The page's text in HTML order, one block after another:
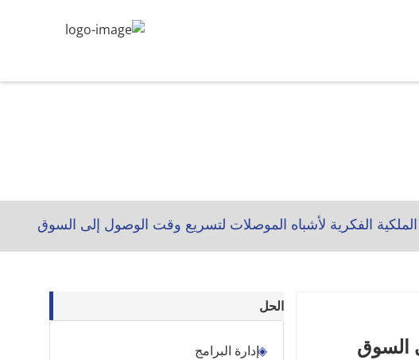
الفكرية لأشباه الموصلات لتسريع وقت الوصول إلى السوق
السوق
الحل
إدارة البرامج